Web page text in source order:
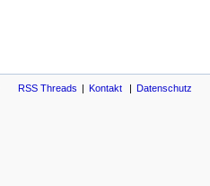
RSS Threads Kontakt Datenschutz